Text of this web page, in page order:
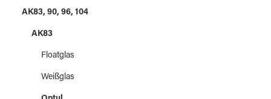
AK83, 90, 96, 104
AK83
Floatglas
Weißglas